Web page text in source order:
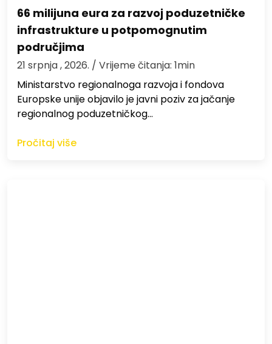
66 milijuna eura za razvoj poduzetničke
infrastrukture u potpomognutim
područjima
21 srpnja , 2026. / Vrijeme čitanja: 1min
Ministarstvo regionalnoga razvoja i fondova
Europske unije objavilo je javni poziv za jačanje
regionalnog poduzetničkog…
Pročitaj više